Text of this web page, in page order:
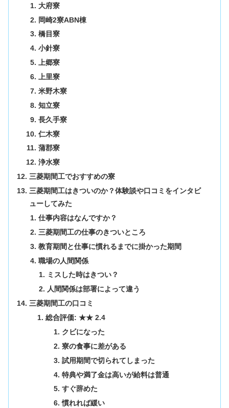
大府寮
岡崎2寮ABN棟
橋目寮
小針寮
上郷寮
上里寮
米野木寮
知立寮
長久手寮
仁木寮
蒲郡寮
浄水寮
三菱期間工でおすすめの寮
三菱期間工はきついのか？体験談や口コミをインタビ
ューしてみた
仕事内容はなんですか？
三菱期間工の仕事のきついところ
教育期間と仕事に慣れるまでに掛かった期間
職場の人間関係
ミスした時はきつい？
人間関係は部署によって違う
三菱期間工の口コミ
総合評価: ★★ 2.4
クビになった
寮の食事に差がある
試用期間で切られてしまった
特典や満了金は高いが給料は普通
すぐ辞めた
慣れれば緩い